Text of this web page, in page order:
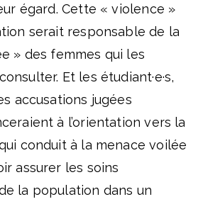
égard. Cette « violence »
serait responsable de la
» des femmes qui les
Et les étudiant·e·s,
accusations jugées
à l’orientation vers la
conduit à la menace voilée
assurer les soins
la population dans un